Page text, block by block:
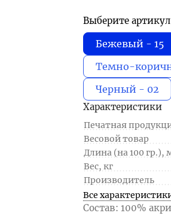
Выберите
Бежевый - 15
Темно-
Черный - 02
Характеристики
Печатная
Весовой товар
Длина (на 100 гр.),
Вес, кг
Производитель
Все
Состав: 100%